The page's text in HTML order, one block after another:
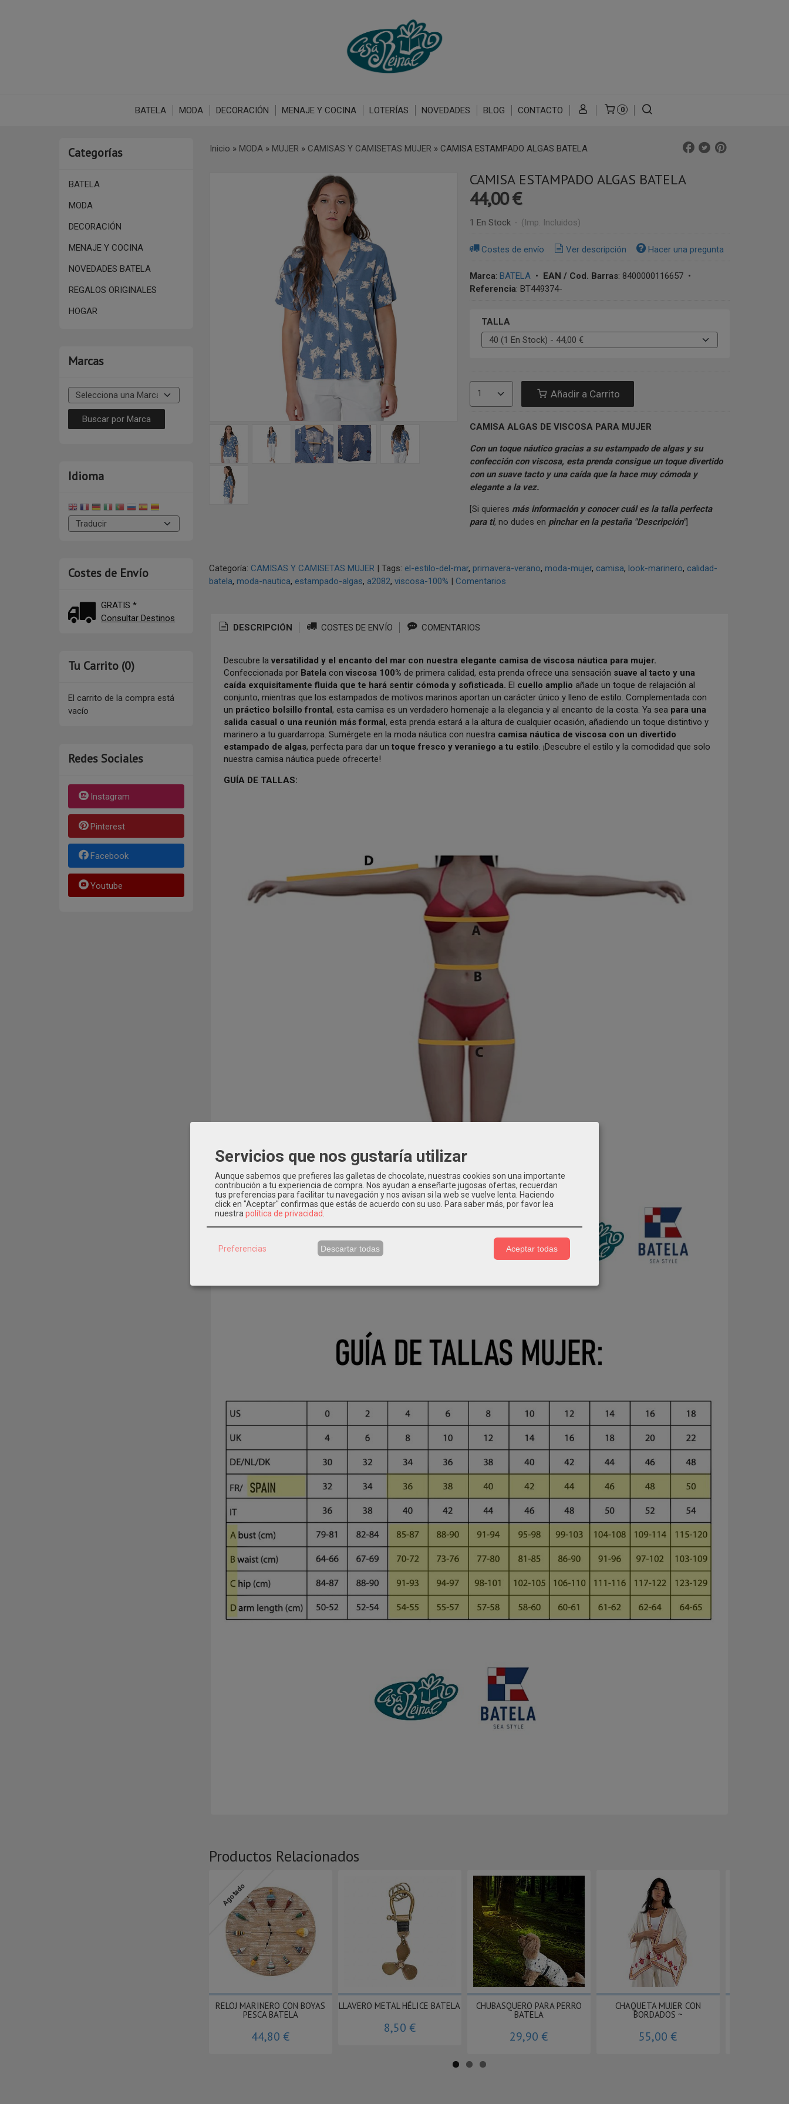
BATELA MODA DECORACIÓN MENAJE Y COCINA LOTERÍAS NOVEDADES BLOG CONTACTO 0
Categorías
BATELA
MODA
DECORACIÓN
MENAJE Y COCINA
NOVEDADES BATELA
REGALOS ORIGINALES
HOGAR
Marcas
Idioma
Costes de Envío
GRATIS *
Consultar Destinos
Tu Carrito (0)
El carrito de la compra está
vacío
Redes Sociales
Instagram
Pinterest
Facebook
Youtube
Inicio » MODA» MUJER » CAMISAS Y CAMISETAS MUJER » CAMISA ESTAMPADO ALGAS BATELA
CAMISA ESTAMPADO ALGAS BATELA
44,00 €
1 En Stock - (Imp. Incluidos)
Costes de envío Ver descripción Hacer una pregunta
Marca: BATELA• EAN / Cod. Barras: 8400000116657•
Referencia: BT449374-
TALLA
Añadir a Carrito
CAMISA ALGAS DE VISCOSA PARA MUJER
Con un toque náutico gracias a su estampado de algas y su
confección con viscosa, esta prenda consigue un toque divertido
con un suave tacto y una caída que la hace muy cómoda y
elegante a la vez.
[Si quieres más información y conocer cuál es la talla perfecta
para ti, no dudes en pinchar en la pestaña "Descripción"]
Categoría: CAMISAS Y CAMISETAS MUJER| Tags: el-estilo-del-mar primavera-verano moda-mujer camisa look-marinero calidad-
batela moda-nautica estampado-algas a2082 viscosa-100% | Comentarios
DESCRIPCIÓN COSTES DE ENVÍO COMENTARIOS
Descubre laversatilidad y el encanto del mar con nuestra elegante camisa de viscosa náutica para mujer.
Confeccionada por Batela conviscosa 100% de primera calidad, esta prenda ofrece una sensación suave al tacto y una
caída exquisitamente fluida que te hará sentir cómoda y sofisticada. El cuello amplioañade un toque de relajación al
conjunto, mientras que los estampados de motivos marinos aportan un carácter único y lleno de estilo. Complementada con
un práctico bolsillo frontal, esta camisa es un verdadero homenaje a la elegancia y al encanto de la costa. Ya sea para una
salida casual o una reunión más formal, esta prenda estará a la altura de cualquier ocasión, añadiendo un toque distintivo y
marinero a tu guardarropa. Sumérgete en la moda náutica con nuestra camisa náutica de viscosa con un divertido
estampado de algas, perfecta para dar untoque fresco y veraniego a tu estilo . ¡Descubre el estilo y la comodidad que solo
nuestra camisa náutica puede ofrecerte!
GUÍA DE TALLAS:
Productos Relacionados
Agotado
RELOJ MARINERO CON BOYAS
PESCA BATELA
44,80 €
LLAVERO METAL HÉLICE BATELA
8,50 €
CHUBASQUERO PARA PERRO
BATELA
29,90 €
CHAQUETA MUJER CON
BORDADOS ~
55,00 €
Servicios que nos gustaría utilizar
Aunque sabemos que prefieres las galletas de chocolate, nuestras cookies son una importante
contribución a tu experiencia de compra. Nos ayudan a enseñarte jugosas ofertas, recuerdan
tus preferencias para facilitar tu navegación y nos avisan si la web se vuelve lenta. Haciendo
click en "Aceptar" confirmas que estás de acuerdo con su uso. Para saber más, por favor lea
nuestrapolítica de privacidad.
Preferencias Descartar todas Aceptar todas